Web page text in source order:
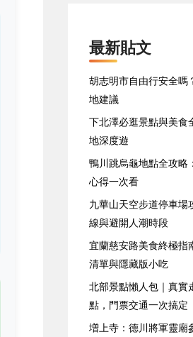
最新貼文
胡志明市自由行安全嗎
地建議
下北澤必逛景點與美食
地深度遊
鴨川跳烏龜地點全攻略
心得一次看
九華山天空步道停車場
線與避開人潮時段
宜蘭慈安路美食終極指
清單與隱藏版小吃
北部景點懶人包｜真實
點，門票交通一次搞定
増上寺：德川將軍靈廟